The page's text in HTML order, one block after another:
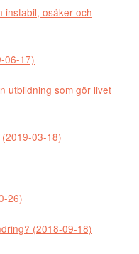
instabil, osäker och
06-17)
utbildning som gör livet
03-18)
26)
(2018-09-18)